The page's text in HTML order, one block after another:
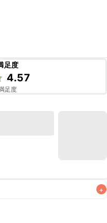
足度
4.57
足度
+
。なるべくお早めにお召